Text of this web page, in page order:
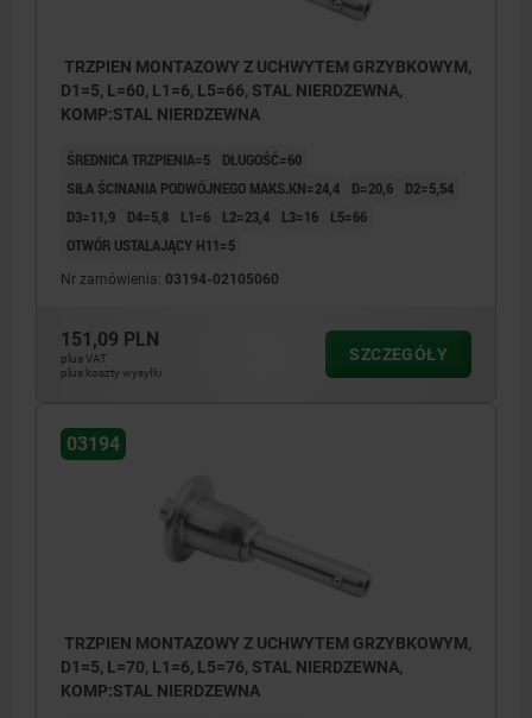
TRZPIEN MONTAZOWY Z UCHWYTEM GRZYBKOWYM,
D1=5, L=60, L1=6, L5=66, STAL NIERDZEWNA,
KOMP:STAL NIERDZEWNA
ŚREDNICA TRZPIENIA=5
DŁUGOŚĆ=60
SIŁA ŚCINANIA PODWÓJNEGO MAKS.KN=24,4
D=20,6
D2=5,54
D3=11,9
D4=5,8 L1=6 L2=23,4 L3=16
L5=66
OTWÓR USTALAJĄCY H11=5
Nr zamówienia: 03194-02105060
151,09 PLN
plus VAT
plus koszty wysyłki
SZCZEGÓŁY
03194
TRZPIEN MONTAZOWY Z UCHWYTEM GRZYBKOWYM,
D1=5, L=70, L1=6, L5=76, STAL NIERDZEWNA,
KOMP:STAL NIERDZEWNA